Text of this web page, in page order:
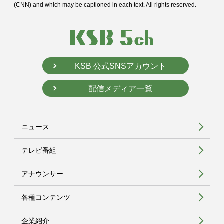
(CNN) and which may be captioned in each text. All rights reserved.
KSB 公式SNSアカウント
配信メディア一覧
ニュース
テレビ番組
アナウンサー
各種コンテンツ
企業紹介